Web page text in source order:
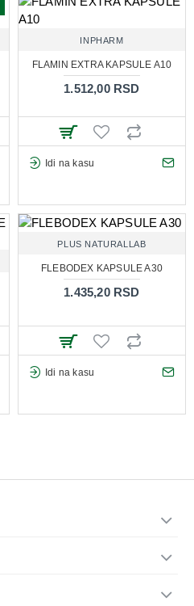
INPHARM
FLAMIN EXTRA KAPSULE A10
1.512,00 RSD
Idi na kasu
PLUS NATURALLAB
FLEBODEX KAPSULE A30
1.435,20 RSD
Idi na kasu